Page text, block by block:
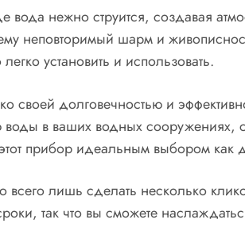
вода нежно струится, создавая
неповторимый шарм и
установить и использовать.
своей долговечностью и
в ваших водных сооружениях,
прибор идеальным выбором как
всего лишь сделать несколько
так что вы сможете